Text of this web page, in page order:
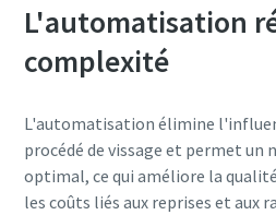
L'automatisation
complexité
L'automatisation élimine
procédé de vissage et permet un
optimal, ce qui améliore la
les coûts liés aux reprises et aux